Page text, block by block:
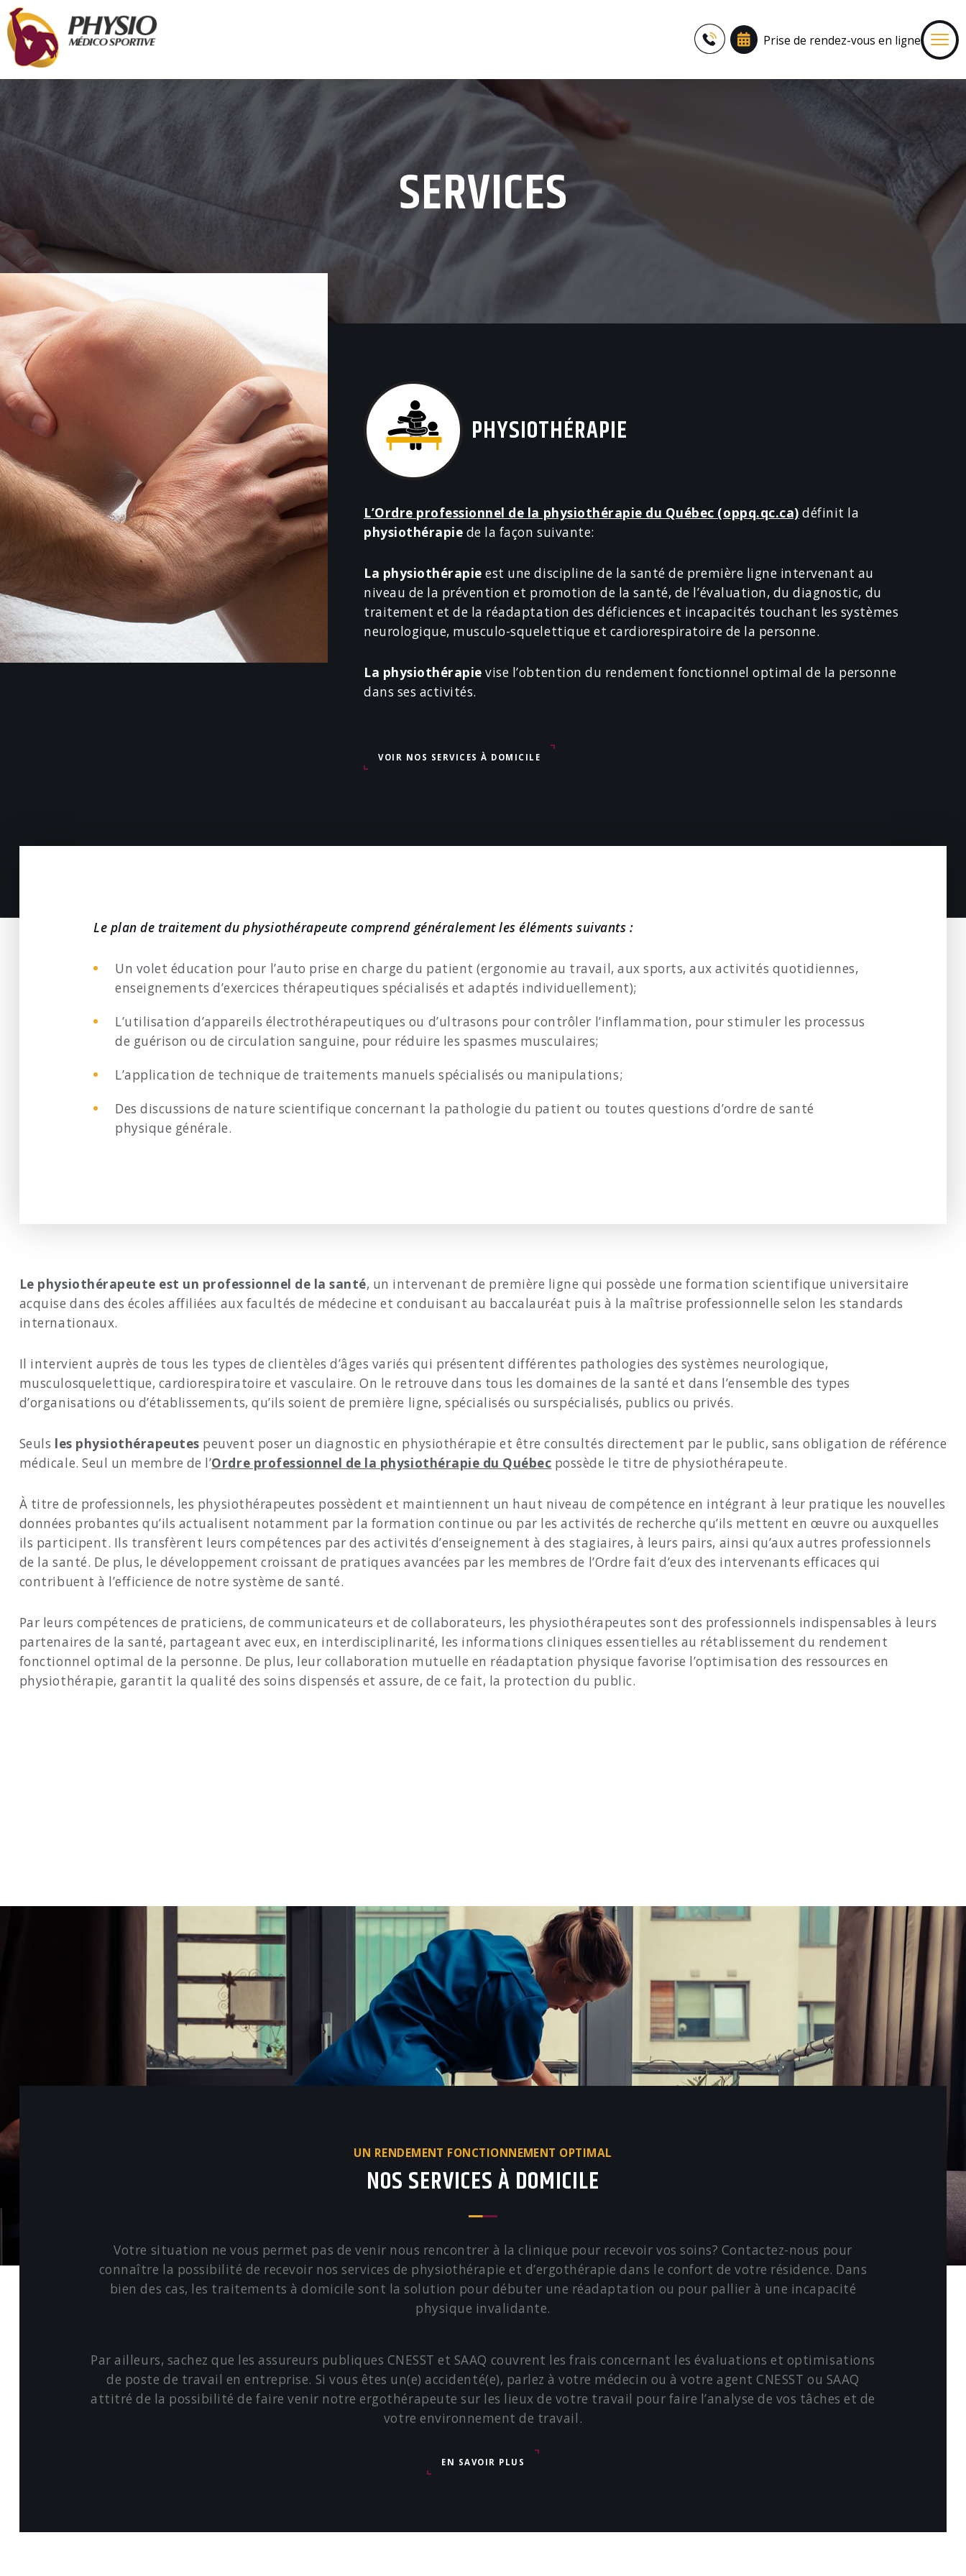
Prise de rendez-vous en ligne
SERVICES
PHYSIOTHÉRAPIE
L’Ordre professionnel de la physiothérapie du Québec (oppq.qc.ca) définit la
physiothérapie de la façon suivante:
La physiothérapie est une discipline de la santé de première ligne intervenant au
niveau de la prévention et promotion de la santé, de l’évaluation, du diagnostic, du
traitement et de la réadaptation des déficiences et incapacités touchant les systèmes
neurologique, musculo-squelettique et cardiorespiratoire de la personne.
La physiothérapievise l’obtention du rendement fonctionnel optimal de la personne
dans ses activités.
VOIR NOS SERVICES À DOMICILE
Le plan de traitement du physiothérapeute comprend généralement les éléments suivants :
Un volet éducation pour l’auto prise en charge du patient (ergonomie au travail, aux sports, aux activités quotidiennes,
enseignements d’exercices thérapeutiques spécialisés et adaptés individuellement);
L’utilisation d’appareils électrothérapeutiques ou d’ultrasons pour contrôler l’inflammation, pour stimuler les processus
de guérison ou de circulation sanguine, pour réduire les spasmes musculaires;
L’application de technique de traitements manuels spécialisés ou manipulations;
Des discussions de nature scientifique concernant la pathologie du patient ou toutes questions d’ordre de santé
physique générale.
Le physiothérapeute est un professionnel de la santé, un intervenant de première ligne qui possède une formation scientifique universitaire
acquise dans des écoles affiliées aux facultés de médecine et conduisant au baccalauréat puis à la maîtrise professionnelle selon les standards
internationaux.
Il intervient auprès de tous les types de clientèles d’âges variés qui présentent différentes pathologies des systèmes neurologique,
musculosquelettique, cardiorespiratoire et vasculaire. On le retrouve dans tous les domaines de la santé et dans l’ensemble des types
d’organisations ou d’établissements, qu’ils soient de première ligne, spécialisés ou surspécialisés, publics ou privés.
Seuls les physiothérapeutes peuvent poser un diagnostic en physiothérapie et être consultés directement par le public, sans obligation de référence
médicale. Seul un membre de l’Ordre professionnel de la physiothérapie du Québec possède le titre de physiothérapeute.
À titre de professionnels, les physiothérapeutes possèdent et maintiennent un haut niveau de compétence en intégrant à leur pratique les nouvelles
données probantes qu’ils actualisent notamment par la formation continue ou par les activités de recherche qu’ils mettent en œuvre ou auxquelles
ils participent. Ils transfèrent leurs compétences par des activités d’enseignement à des stagiaires, à leurs pairs, ainsi qu’aux autres professionnels
de la santé. De plus, le développement croissant de pratiques avancées par les membres de l’Ordre fait d’eux des intervenants efficaces qui
contribuent à l’efficience de notre système de santé.
Par leurs compétences de praticiens, de communicateurs et de collaborateurs, les physiothérapeutes sont des professionnels indispensables à leurs
partenaires de la santé, partageant avec eux, en interdisciplinarité, les informations cliniques essentielles au rétablissement du rendement
fonctionnel optimal de la personne. De plus, leur collaboration mutuelle en réadaptation physique favorise l’optimisation des ressources en
physiothérapie, garantit la qualité des soins dispensés et assure, de ce fait, la protection du public.
UN RENDEMENT FONCTIONNEMENT OPTIMAL
NOS SERVICES À DOMICILE
Votre situation ne vous permet pas de venir nous rencontrer à la clinique pour recevoir vos soins? Contactez-nous pour
connaître la possibilité de recevoir nos services de physiothérapie et d’ergothérapie dans le confort de votre résidence. Dans
bien des cas, les traitements à domicile sont la solution pour débuter une réadaptation ou pour pallier à une incapacité
physique invalidante.
Par ailleurs, sachez que les assureurs publiques CNESST et SAAQ couvrent les frais concernant les évaluations et optimisations
de poste de travail en entreprise. Si vous êtes un(e) accidenté(e), parlez à votre médecin ou à votre agent CNESST ou SAAQ
attitré de la possibilité de faire venir notre ergothérapeute sur les lieux de votre travail pour faire l’analyse de vos tâches et de
votre environnement de travail.
EN SAVOIR PLUS